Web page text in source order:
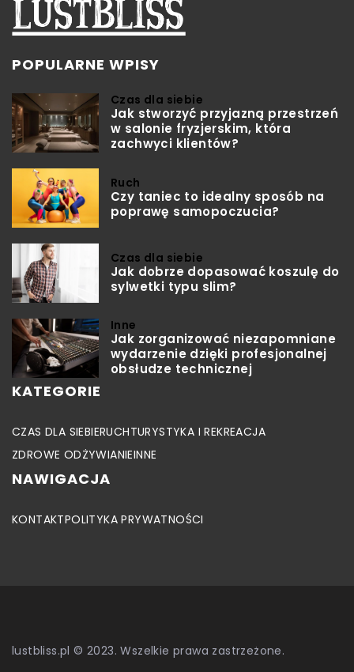
POPULARNE WPISY
Czas dla siebie
Jak stworzyć przyjazną przestrzeń
w salonie fryzjerskim, która
zachwyci klientów?
Ruch
Czy taniec to idealny sposób na
poprawę samopoczucia?
Czas dla siebie
Jak dobrze dopasować koszulę do
sylwetki typu slim?
Inne
Jak zorganizować niezapomniane
wydarzenie dzięki profesjonalnej
obsłudze technicznej
KATEGORIE
CZAS DLA SIEBIERUCHTURYSTYKA I REKREACJA
ZDROWE ODŻYWIANIEINNE
NAWIGACJA
KONTAKTPOLITYKA PRYWATNOŚCI
lustbliss.pl © 2023. Wszelkie prawa zastrzeżone.